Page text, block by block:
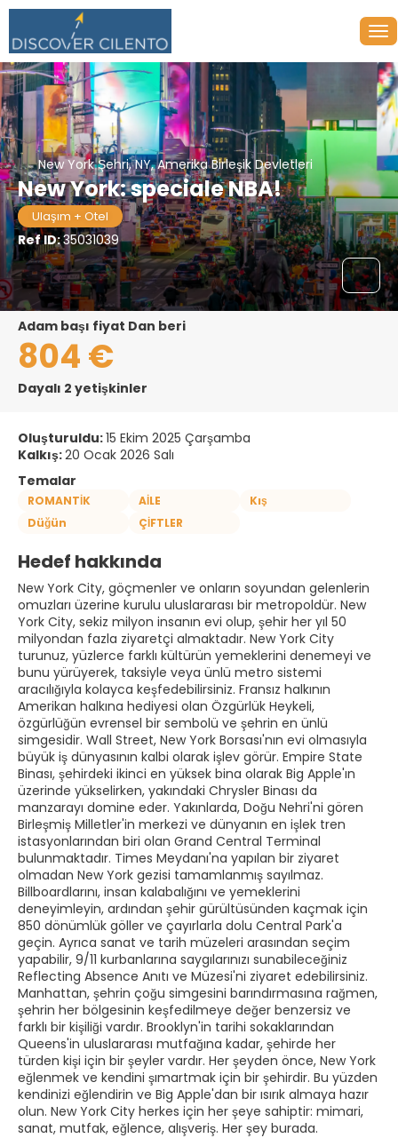
New York Şehri, NY, Amerika Birleşik Devletleri
New York: speciale NBA!
Ulaşım + Otel
Ref ID:35031039
adam başı fiyat Dan beri
804 €
Dayalı 2 yetişkinler
Oluşturuldu:15 Ekim 2025 Çarşamba
Kalkış:20 Ocak 2026 Salı
Temalar
ROMANTİK AİLE
Kış
Düğün
ÇİFTLER
Hedef hakkında
New York City, göçmenler ve onların soyundan gelenlerin
omuzları üzerine kurulu uluslararası bir metropoldür. New
York City, sekiz milyon insanın evi olup, şehir her yıl 50
milyondan fazla ziyaretçi almaktadır. New York City
turunuz, yüzlerce farklı kültürün yemeklerini denemeyi ve
bunu yürüyerek, taksiyle veya ünlü metro sistemi
aracılığıyla kolayca keşfedebilirsiniz. Fransız halkının
Amerikan halkına hediyesi olan Özgürlük Heykeli,
özgürlüğün evrensel bir sembolü ve şehrin en ünlü
simgesidir. Wall Street, New York Borsası'nın evi olmasıyla
büyük iş dünyasının kalbi olarak işlev görür. Empire State
Binası, şehirdeki ikinci en yüksek bina olarak Big Apple'ın
üzerinde yükselirken, yakındaki Chrysler Binası da
manzarayı domine eder. Yakınlarda, Doğu Nehri'ni gören
Birleşmiş Milletler'in merkezi ve dünyanın en işlek tren
istasyonlarından biri olan Grand Central Terminal
bulunmaktadır. Times Meydanı'na yapılan bir ziyaret
olmadan New York gezisi tamamlanmış sayılmaz.
Billboardlarını, insan kalabalığını ve yemeklerini
deneyimleyin, ardından şehir gürültüsünden kaçmak için
850 dönümlük göller ve çayırlarla dolu Central Park'a
geçin. Ayrıca sanat ve tarih müzeleri arasından seçim
yapabilir, 9/11 kurbanlarına saygılarınızı sunabileceğiniz
Reflecting Absence Anıtı ve Müzesi'ni ziyaret edebilirsiniz.
Manhattan, şehrin çoğu simgesini barındırmasına rağmen,
şehrin her bölgesinin keşfedilmeye değer benzersiz ve
farklı bir kişiliği vardır. Brooklyn'in tarihi sokaklarından
Queens'in uluslararası mutfağına kadar, şehirde her
türden kişi için bir şeyler vardır. Her şeyden önce, New York
eğlenmek ve kendini şımartmak için bir şehirdir. Bu yüzden
kendinizi eğlendirin ve Big Apple'dan bir ısırık almaya hazır
olun. New York City herkes için her şeye sahiptir: mimari,
sanat, mutfak, eğlence, alışveriş. Her şey burada.